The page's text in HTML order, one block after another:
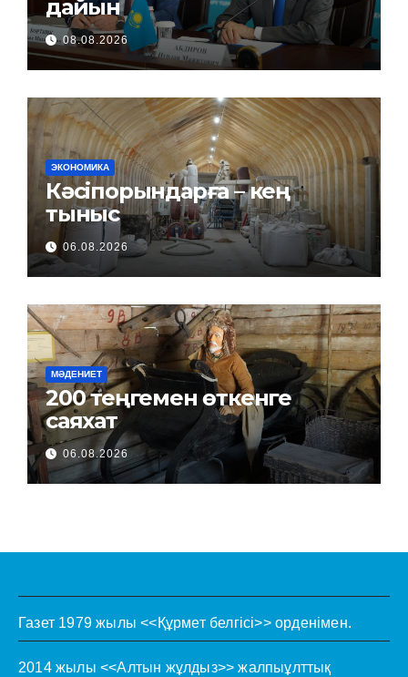
дайын
08.08.2026
ЭКОНОМИКА
Кәсіпорындарға – кең
тыныс
06.08.2026
МӘДЕНИЕТ
200 теңгемен өткенге
саяхат
06.08.2026
Газет 1979 жылы <<Құрмет белгісі>> орденімен.
2014 жылы <<Алтын жұлдыз>> жалпыұлттық